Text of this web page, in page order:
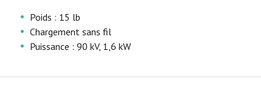
Poids : 15 lb
Chargement sans fil
Puissance : 90 kV, 1,6 kW